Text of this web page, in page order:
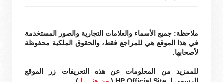
ملاحظة: جميع الأسماء والعلامات التجارية والصور المستخدمة
في هذا الموقع هي للمراجع فقط، والحقوق الملكية محفوظة
لأصحابها.
للممزيد من المعلومات عن هذه التعريفات زر الموقع
الرسمي لـ HP Official Site (
من هنـــــا )